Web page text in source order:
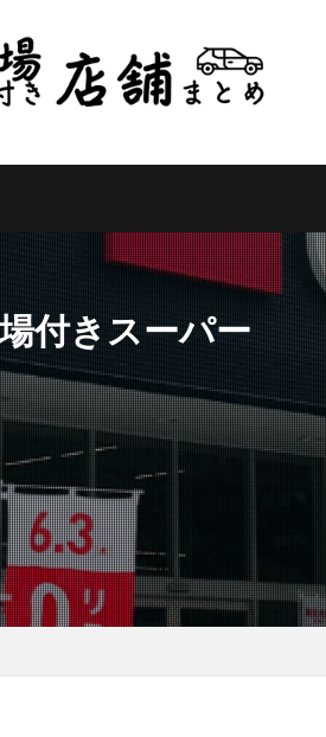
付きスーパー
愛知県 三重県 滋賀県
島根県 岡山県 広島県